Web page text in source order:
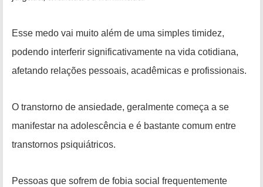
Esse medo vai muito além de uma simples timidez,
podendo interferir significativamente na vida cotidiana,
afetando relações pessoais, acadêmicas e profissionais.
O transtorno de ansiedade, geralmente começa a se
manifestar na adolescência e é bastante comum entre
transtornos psiquiátricos.
Pessoas que sofrem de fobia social frequentemente